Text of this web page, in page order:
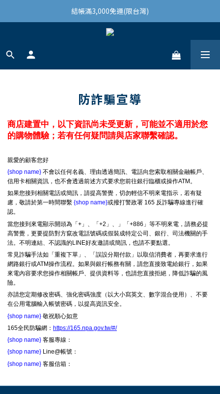
結帳滿3,000免運(限台灣)
結帳滿3,000免運(限台灣)
註冊會員領100購物金
防詐騙宣導
商店建置中，以下資訊尚未受更新，可能並不適用於您
的購物體驗；若有任何疑問請與店家聯繫確認。
親愛的顧客您好
{shop name} 不會以任何名義、理由透過簡訊、電話向您索取相關金融帳戶、
信用卡相關資訊，也不會透過前述方式要求您前往銀行臨櫃或操作ATM。
如果您接到相關電話或簡訊，請提高警覺，切勿輕信不明來電指示，若有疑
慮，敬請於第一時間聯繫 {shop name}或撥打警政署 165 反詐騙專線進行確
認。
當您接到來電顯示開頭為「+」、「+2」、」「+886」等不明來電，請務必提
高警覺，更要提防對方竄改電話號碼或假裝成特定公司、銀行、司法機關的手
法。不明連結、不認識的LINE好友邀請或簡訊，也請不要點選。
常見詐騙手法如「重複下單」、「誤設分期付款」以取信消費者，再要求進行
網路銀行或ATM操作流程。如果與銀行帳務有關，請您直接致電給銀行，如果
來電內容要求您操作相關帳戶、提供資料等，也請您直接拒絕，降低詐騙的風
險。
亦請您定期修改密碼、強化密碼強度（以大小寫英文、數字混合使用）、不要
在公用電腦輸入帳號密碼，以提高資訊安全。
{shop name} 敬祝順心如意
165全民防騙網： https://165.npa.gov.tw/#/
{shop name} 客服專線：
{shop name} Line@帳號：
{shop name} 客服信箱：